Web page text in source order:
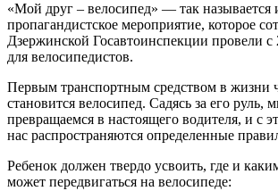
«Мой друг – велосипед» — так
пропагандистское мероприятие, которое
Дзержинской Госавтоинспекции провели с
для велосипедистов.
Первым транспортным средством в жизни
становится велосипед. Садясь за его руль,
превращаемся в настоящего водителя, и с
нас распространяются определенные
Ребенок должен твердо усвоить, где и
может передвигаться на велосипеде: